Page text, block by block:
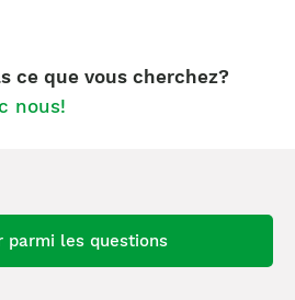
ce que vous cherchez?
nous!
parmi les questions